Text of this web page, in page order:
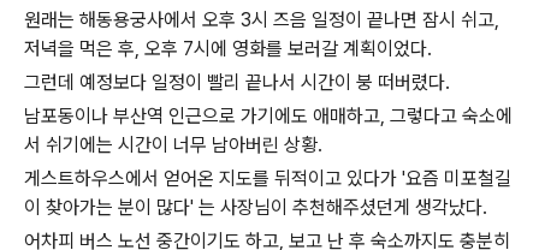
원래는 해동용궁사에서 오후 3시 즈음 일정이 끝나면 잠시 쉬고,
저녁을 먹은 후, 오후 7시에 영화를 보러갈 계획이었다.
그런데 예정보다 일정이 빨리 끝나서 시간이 붕 떠버렸다.
남포동이나 부산역 인근으로 가기에도 애매하고, 그렇다고 숙소에
서 쉬기에는 시간이 너무 남아버린 상황.
게스트하우스에서 얻어온 지도를 뒤적이고 있다가 '요즘 미포철길
이 찾아가는 분이 많다' 는 사장님이 추천해주셨던게 생각났다.
어차피 버스 노선 중간이기도 하고, 보고 난 후 숙소까지도 충분히